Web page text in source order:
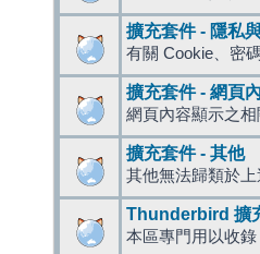
擴充套件 - 隱私
有關 Cookie、密
擴充套件 - 網頁
網頁內容顯示之
擴充套件 - 其他
其他無法歸類於
Thunderbird 擴
本區專門用以收